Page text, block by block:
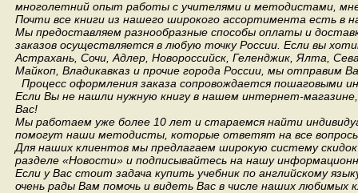
многолетний опыт работы с учителями и методистами,
Почти все книги из нашего широкого ассортимента есть в
Мы предоставляем разнообразные способы оплаты и
заказов осуществляется в любую точку России. Если вы
Астрахань, Сочи, Адлер, Новороссийск, Геленджик, Ялта,
Майкоп, Владикавказ и прочие города России, мы отправим
Процесс оформления заказа сопровождается пошаговыми
Если Вы не нашли нужную книгу в нашем интернет-
Вас!
Мы работаем уже более 10 лет и стараемся найти
помогут наши методисты, которые ответят на все
Для наших клиентов мы предлагаем широкую систему
разделе «Новости» и подписывайтесь на нашу
Если у Вас стоит задача купить учебник по английскому
очень рады Вам помочь и видеть Вас в числе наших любимых